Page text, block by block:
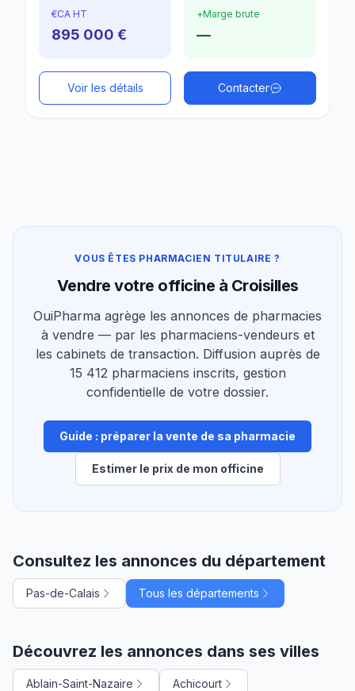
€CA HT
895 000 €
+Marge brute
—
Voir les détails Contacter
VOUS ÊTES PHARMACIEN TITULAIRE ?
Vendre votre officine à Croisilles
OuiPharma agrège les annonces de pharmacies
à vendre — par les pharmaciens-vendeurs et
les cabinets de transaction. Diffusion auprès de
15 412 pharmaciens inscrits, gestion
confidentielle de votre dossier.
Guide : préparer la vente de sa pharmacie
Estimer le prix de mon officine
Consultez les annonces du département
Pas-de-Calais Tous les départements
Découvrez les annonces dans ses villes
Ablain-Saint-Nazaire Achicourt